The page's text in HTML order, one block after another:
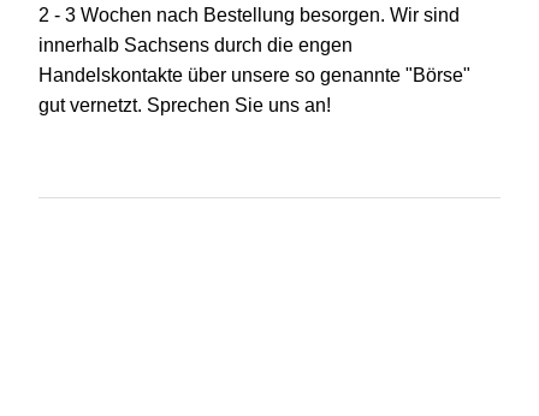
2 - 3 Wochen nach Bestellung besorgen. Wir sind
innerhalb Sachsens durch die engen
Handelskontakte über unsere so genannte "Börse"
gut vernetzt. Sprechen Sie uns an!